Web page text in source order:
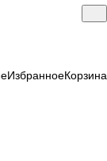
ИзбранноеКорзина